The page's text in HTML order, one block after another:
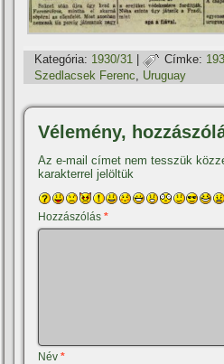
Kategória: 1930/31 | Címke:
Szedlacsek Ferenc
Uruguay
Vélemény,
Az e-mail címet nem tesszük
karakterrel jelöltük
Hozzászólás*
Név*